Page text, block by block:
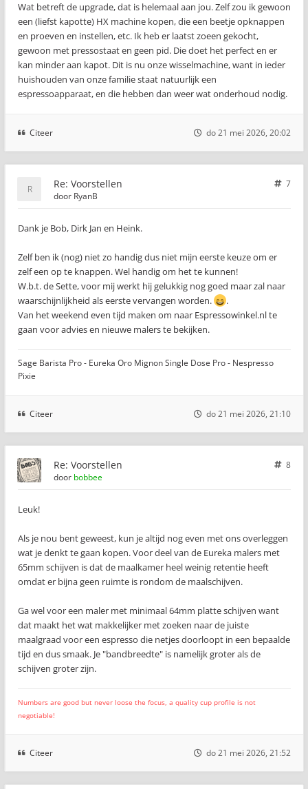
Wat betreft de upgrade, dat is helemaal aan jou. Zelf zou ik gewoon
een (liefst kapotte) HX machine kopen, die een beetje opknappen
en proeven en instellen, etc. Ik heb er laatst zoeen gekocht,
gewoon met pressostaat en geen pid. Die doet het perfect en er
kan minder aan kapot. Dit is nu onze wisselmachine, want in ieder
huishouden van onze familie staat natuurlijk een
espressoapparaat, en die hebben dan weer wat onderhoud nodig.
Citeer do 21 mei 2026, 20:02
Re: Voorstellen
7
door RyanB
Dank je Bob, Dirk Jan en Heink.
Zelf ben ik (nog) niet zo handig dus niet mijn eerste keuze om er
zelf een op te knappen. Wel handig om het te kunnen!
W.b.t. de Sette, voor mij werkt hij gelukkig nog goed maar zal naar
waarschijnlijkheid als eerste vervangen worden.
.
Van het weekend even tijd maken om naar Espressowinkel.nl te
gaan voor advies en nieuwe malers te bekijken.
Sage Barista Pro - Eureka Oro Mignon Single Dose Pro - Nespresso
Pixie
Citeer do 21 mei 2026, 21:10
Re: Voorstellen
8
door bobbee
Leuk!
Als je nou bent geweest, kun je altijd nog even met ons overleggen
wat je denkt te gaan kopen. Voor deel van de Eureka malers met
65mm schijven is dat de maalkamer heel weinig retentie heeft
omdat er bijna geen ruimte is rondom de maalschijven.
Ga wel voor een maler met minimaal 64mm platte schijven want
dat maakt het wat makkelijker met zoeken naar de juiste
maalgraad voor een espresso die netjes doorloopt in een bepaalde
tijd en dus smaak. Je "bandbreedte" is namelijk groter als de
schijven groter zijn.
Numbers are good but never loose the focus, a quality cup profile is not
negotiable!
Citeer do 21 mei 2026, 21:52